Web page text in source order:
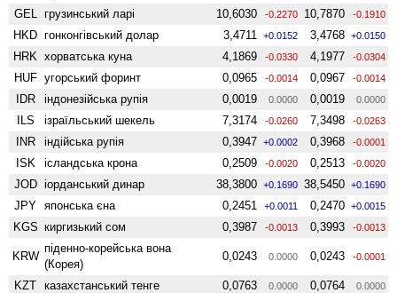
GEL грузинський ларі 10,6030 -0.2270 10,7870 -0.1910
HKD гонконгівський долар 3,4711 +0.0152 3,4768 +0.0150
HRK хорватська куна 4,1869 -0.0330 4,1977 -0.0304
HUF угорський форинт 0,0965 -0.0014 0,0967 -0.0014
IDR індонезійська рупія 0,0019 0.0000 0,0019 0.0000
ILS ізраїльський шекель 7,3174 -0.0260 7,3498 -0.0263
INR індійська рупія 0,3947 +0.0002 0,3968 -0.0001
ISK ісландська крона 0,2509 -0.0020 0,2513 -0.0020
JOD іорданський динар 38,3800 +0.1690 38,5450 +0.1690
JPY японська єна 0,2451 +0.0011 0,2470 +0.0015
KGS киргизький сом 0,3987 -0.0013 0,3993 -0.0013
KRW
піденно-корейська вона
(Корея)
0,0243 0.0000 0,0243 -0.0001
KZT казахстанський тенге 0,0763 0.0000 0,0764 0.0000